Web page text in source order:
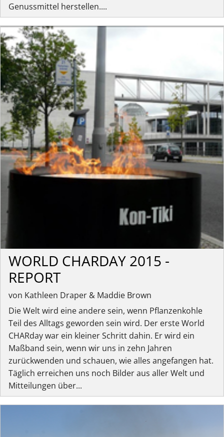
Genussmittel herstellen....
WORLD CHARDAY 2015 -
REPORT
von Kathleen Draper & Maddie Brown
Die Welt wird eine andere sein, wenn Pflanzenkohle
Teil des Alltags geworden sein wird. Der erste World
CHARday war ein kleiner Schritt dahin. Er wird ein
Maßband sein, wenn wir uns in zehn Jahren
zurückwenden und schauen, wie alles angefangen hat.
Täglich erreichen uns noch Bilder aus aller Welt und
Mitteilungen über...